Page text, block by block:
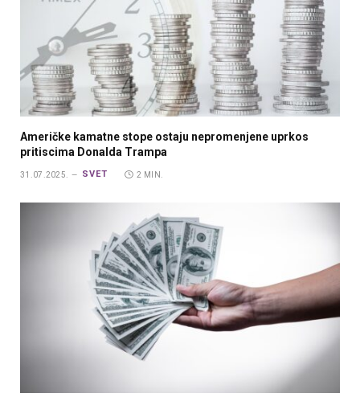
Američke kamatne stope ostaju nepromenjene uprkos
pritiscima Donalda Trampa
31.07.2025. SVET 2 MIN.